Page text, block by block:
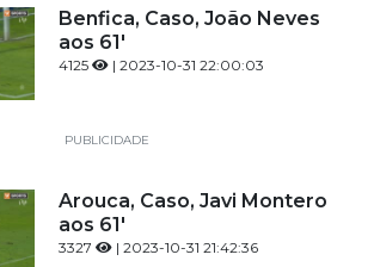
Benfica, Caso, João Neves
aos 61'
4125 | 2023-10-31 22:00:03
PUBLICIDADE
Arouca, Caso, Javi Montero
aos 61'
3327 | 2023-10-31 21:42:36